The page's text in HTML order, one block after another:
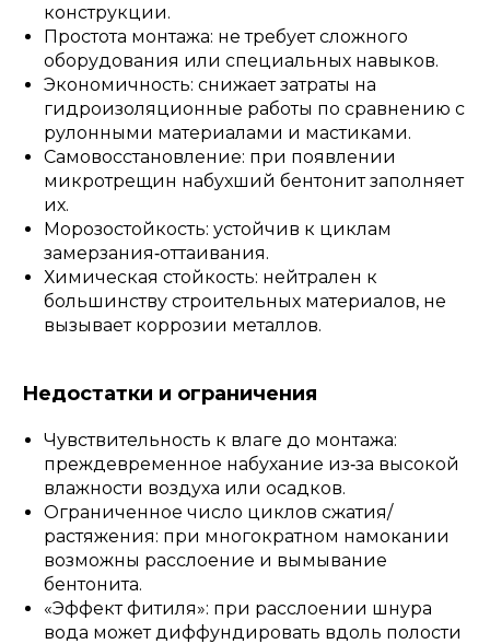
конструкции.
Простота монтажа: не требует сложного
оборудования или специальных навыков.
Экономичность: снижает затраты на
гидроизоляционные работы по сравнению с
рулонными материалами и мастиками.
Самовосстановление: при появлении
микротрещин набухший бентонит заполняет
их.
Морозостойкость: устойчив к циклам
замерзания‑оттаивания.
Химическая стойкость: нейтрален к
большинству строительных материалов, не
вызывает коррозии металлов.
Недостатки и ограничения
Чувствительность к влаге до монтажа:
преждевременное набухание из‑за высокой
влажности воздуха или осадков.
Ограниченное число циклов сжатия/
растяжения: при многократном намокании
возможны расслоение и вымывание
бентонита.
«Эффект фитиля»: при расслоении шнура
вода может диффундировать вдоль полости